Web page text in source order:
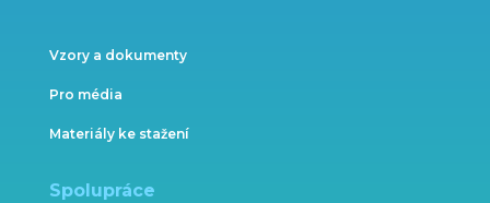
Vzory a dokumenty
Pro média
Materiály ke stažení
Spolupráce